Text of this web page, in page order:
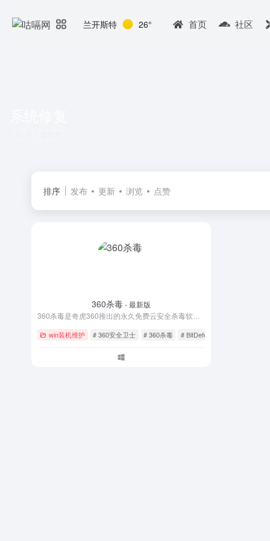
兰开斯特 26° 首页 社区
排序 发布 更新 浏览 点赞
360杀毒- 最新版
win装机维护 # 360安全卫士 # 360杀毒 # BitDefender引擎